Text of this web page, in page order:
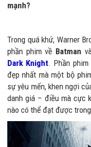
mạnh?
Trong quá khứ, Warner
phần phim về Batman
Dark Knight. Phần
đẹp nhất mà một bộ
sự yêu mến, khen ngợi
danh giá – điều mà cực
nào có thể đạt được